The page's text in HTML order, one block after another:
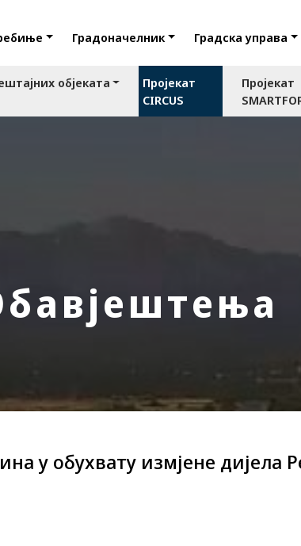
Градоначелник Градска управа
објеката
Пројекат
CIRCUS
Пројекат
у обухвату измјене дијела